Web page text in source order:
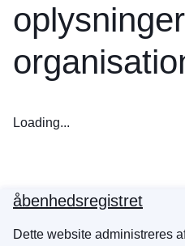
Loading...
åbenhedsregistret
Dette website administreres